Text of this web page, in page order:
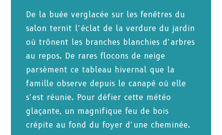
De la buée verglacée sur les fenêtres du
salon ternit l’éclat de la verdure du jardin
où trônent les branches blanchies d’arbres
au repos. De rares flocons de neige
parsèment ce tableau hivernal que la
famille observe depuis le canapé où elle
s’est réunie. Pour défier cette météo
glaçante, un magnifique feu de bois
crépite au fond du foyer d’une cheminée.